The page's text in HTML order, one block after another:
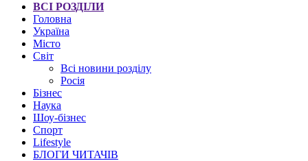
ВСІ РОЗДІЛИ
Головна
Україна
Місто
Світ
Всі новини розділу
Росія
Бізнес
Наука
Шоу-бізнес
Спорт
Lifestyle
БЛОГИ ЧИТАЧІВ